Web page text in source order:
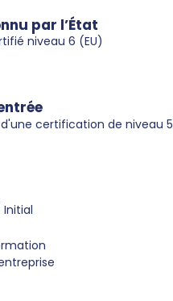
par l’État
niveau 6 (EU)
certification de niveau 5